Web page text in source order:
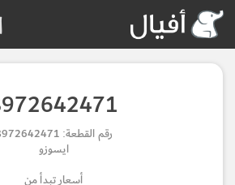
رقم القطعة: 8972642471
ايسوزو
أسعار تبدأ من
تم إضافة القطعة
الرجوع لصفحة البحث
Successfully
Selected
Return to Search Page
تم إضافة القطعة للسلة
إتمام عملية الشراء
Added to Cart
Checkout